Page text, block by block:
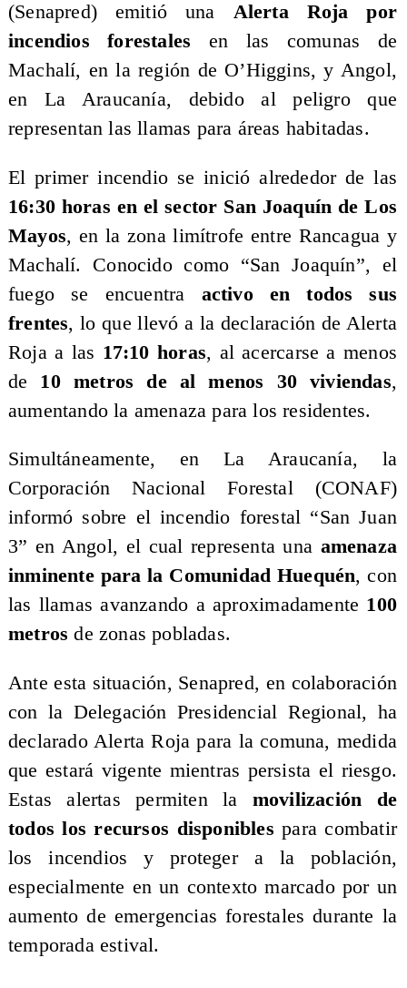
(Senapred) emitió una Alerta Roja por
incendios forestales en las comunas de
Machalí, en la región de O’Higgins, y Angol,
en La Araucanía, debido al peligro que
representan las llamas para áreas habitadas.
El primer incendio se inició alrededor de las
16:30 horas en el sector San Joaquín de Los
Mayos, en la zona limítrofe entre Rancagua y
Machalí. Conocido como “San Joaquín”, el
fuego se encuentra activo en todos sus
frentes, lo que llevó a la declaración de Alerta
Roja a las 17:10 horas, al acercarse a menos
de 10 metros de al menos 30 viviendas,
aumentando la amenaza para los residentes.
Simultáneamente, en La Araucanía, la
Corporación Nacional Forestal (CONAF)
informó sobre el incendio forestal “San Juan
3” en Angol, el cual representa una amenaza
inminente para la Comunidad Huequén, con
las llamas avanzando a aproximadamente 100
metros de zonas pobladas.
Ante esta situación, Senapred, en colaboración
con la Delegación Presidencial Regional, ha
declarado Alerta Roja para la comuna, medida
que estará vigente mientras persista el riesgo.
Estas alertas permiten la movilización de
todos los recursos disponibles para combatir
los incendios y proteger a la población,
especialmente en un contexto marcado por un
aumento de emergencias forestales durante la
temporada estival.